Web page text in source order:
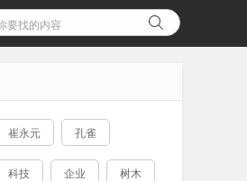
崔永元 孔雀
科技 企业 树木